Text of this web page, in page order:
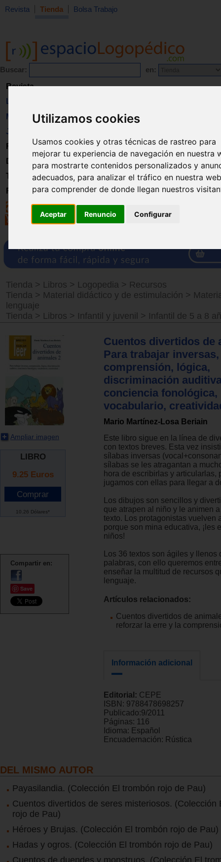
Utilizamos cookies
Usamos cookies y otras técnicas de rastreo para
mejorar tu experiencia de navegación en nuestra
para mostrarte contenidos personalizados y
adecuados, para analizar el tráfico en nuestra
para comprender de donde llegan nuestros
Aceptar Renuncio Configurar
Revista Tienda Bolsa Trabajo
Buscar: en:
Revista
Libros
Material
Juguetes
Formación
Directorio
Trabajo
Registro
Tienda > Libros > Logopedia > Recursos
Tienda > Material didáctico y de estimulación >
lenguaje
Tienda > Libros > Infantil y juvenil > Infantil de 5 a 8
Ampliar imagen
LIBRO
9.25 Euros
10.26 Dólares*
Compartir en:
Save
Cuentos divertidos de
Para trabajar inversas,
comprensión, lógica,
discriminación
conciencia fonológica,
vocabulario,
Mario Martínez-Losa Beriain
Este libro sigue en la línea de
con textos breves. Esta vez
sílabas inversas
sílabas se les atragantan a
hora de escribirlas y articularlas,
jugamos con ellas para llegar a
Los dibujos son sencillos y
que atrapen al niño y le animen
texto. Los protagonistas vuelven
porque son mina educativa, ¡les
niños!
Los 36 textos son ágiles y llenos
palabras, con ello queremos
enseñar la multitud de recursos
lenguaje.
Artículos relacionados:
Cuentos divertidos de
reforzar la erre y la
Información adicional
Editorial: CEPE
ISBN: 9788478698257
Publicado:9/2011
Páginas: 116
Idioma: Español
Encuadernación: Rústica
DEL MISMO AUTOR
Payasilandia. (Colección El trombón rojo de Pau)
Cuentos divertidos de seres misteriosos. (Colección
rojo de Pau)
Héroes y Brujas. (Colección El trombón rojo de Pau)
Hadas y ogros. (Colección El trombón rojo de Pau)
Cuentos de duendes y monstruos. (Colección El